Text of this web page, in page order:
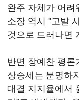
완주 자체가 어려
소장 역시 "고발
것으로 드러나면
반면 장예찬 평론
상승세는 분명하
대결 지지율에서